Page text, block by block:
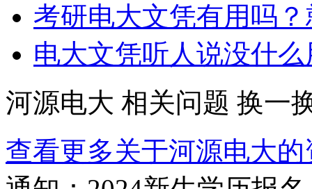
考研电大文凭有用吗
电大文凭听人说没什
河源电大 相关问题 换一
查看更多关于河源电大的